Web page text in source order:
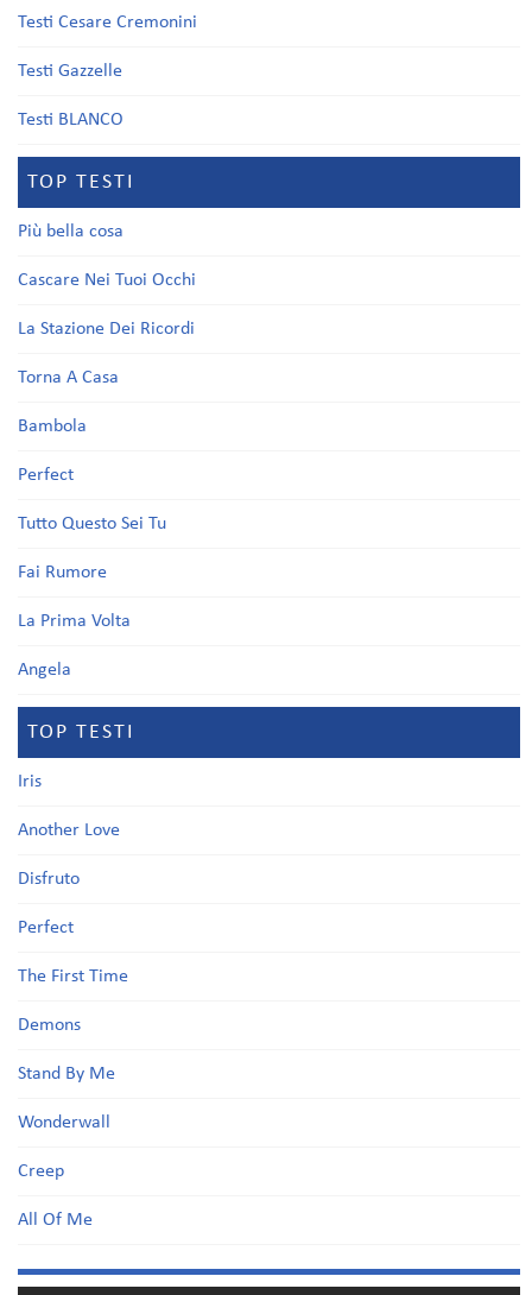
Testi Cesare Cremonini
Testi Gazzelle
Testi BLANCO
TOP TESTI
Più bella cosa
Cascare Nei Tuoi Occhi
La Stazione Dei Ricordi
Torna A Casa
Bambola
Perfect
Tutto Questo Sei Tu
Fai Rumore
La Prima Volta
Angela
TOP TESTI
Iris
Another Love
Disfruto
Perfect
The First Time
Demons
Stand By Me
Wonderwall
Creep
All Of Me